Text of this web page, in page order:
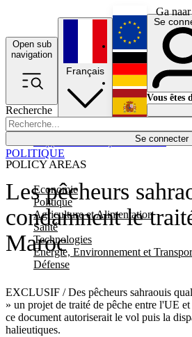
Ga
Open sub
navigation
Recherche
Se connecter
POLICY AREAS
Economie
Politique
Agriculture et Alimentation
Santé
Technologies
Energie, Environnement et
Défense
Économie
Français
English
Deutsch
Español
Se
Vous êtes
Les pêcheurs
condamnent le
Maroc
EXCLUSIF / Des pêcheurs sahraouis
» un projet de traité de pêche entre l'UE
ce document autoriserait le vol puis la
halieutiques.
POLITIQUE